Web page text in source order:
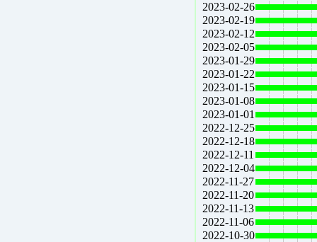
2023-02-26
2023-02-19
2023-02-12
2023-02-05
2023-01-29
2023-01-22
2023-01-15
2023-01-08
2023-01-01
2022-12-25
2022-12-18
2022-12-11
2022-12-04
2022-11-27
2022-11-20
2022-11-13
2022-11-06
2022-10-30